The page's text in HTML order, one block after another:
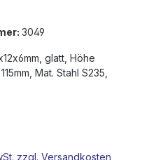
3049
glatt, Höhe
Mat. Stahl S235,
zzgl. Versandkosten